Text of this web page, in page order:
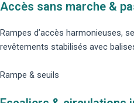
Accès sans marche &
Rampes d’accès harmonieuses,
revêtements stabilisés avec
Rampe & seuils